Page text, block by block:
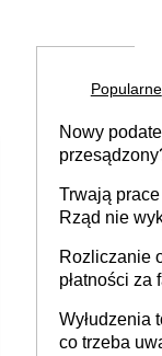
Popularne
Nowy
Trwają
Rząd nie
Rozliczanie
płatności za
Wyłudzenia
co trzeba